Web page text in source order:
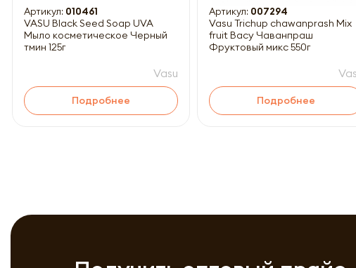
Артикул: 010461
VASU Black Seed Soap UVA
Мыло косметическое Черный
тмин 125г
Vasu
Подробнее
Артикул: 007294
Vasu Trichup chawanprash Mix
fruit Васу Чаванпраш
Фруктовый микс 550г
Подробнее